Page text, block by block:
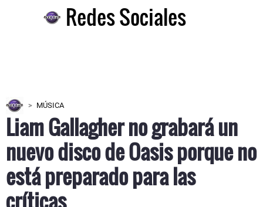
Redes Sociales
MÚSICA
Liam Gallagher no grabará un
nuevo disco de Oasis porque no
está preparado para las
críticas